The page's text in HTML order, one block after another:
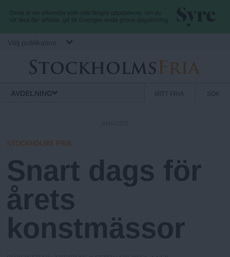
Hoppa till huvudinnehåll
Välj publikation
S
o
c
k
h
AVDELNING
d
ä
e
n
STOCKHOLMS FRIA
Snart dags för
årets
konstmässor